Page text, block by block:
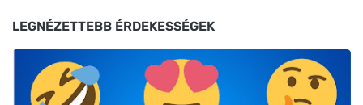
LEGNÉZETTEBB ÉRDEKESSÉGEK